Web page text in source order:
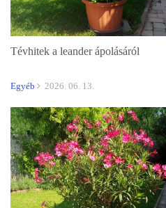
Tévhitek a leander ápolásáról
Egyéb 2026. 06. 13.